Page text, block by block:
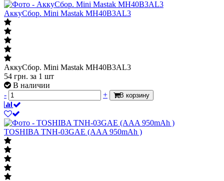
АккуСбор. Mini Mastak MH40B3AL3
АккуСбор. Mini Mastak MH40B3AL3
54 грн. за 1 шт
В наличии
-
+ В корзину
TOSHIBA TNH-03GAE (AAA 950mAh )